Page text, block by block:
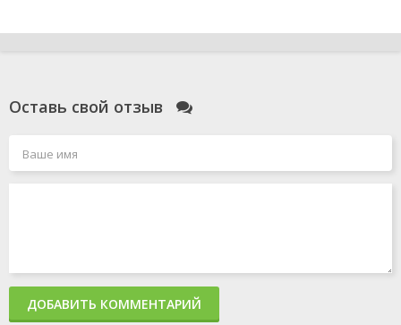
Оставь свой отзыв
ДОБАВИТЬ КОММЕНТАРИЙ